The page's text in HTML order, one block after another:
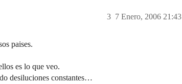
7 Enero, 2006 21:43
3
paises.
es lo que veo.
desiluciones constantes…